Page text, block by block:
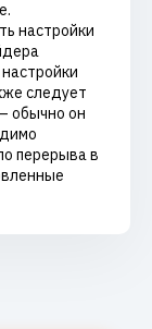
настройки
следует
обычно он
перерыва в